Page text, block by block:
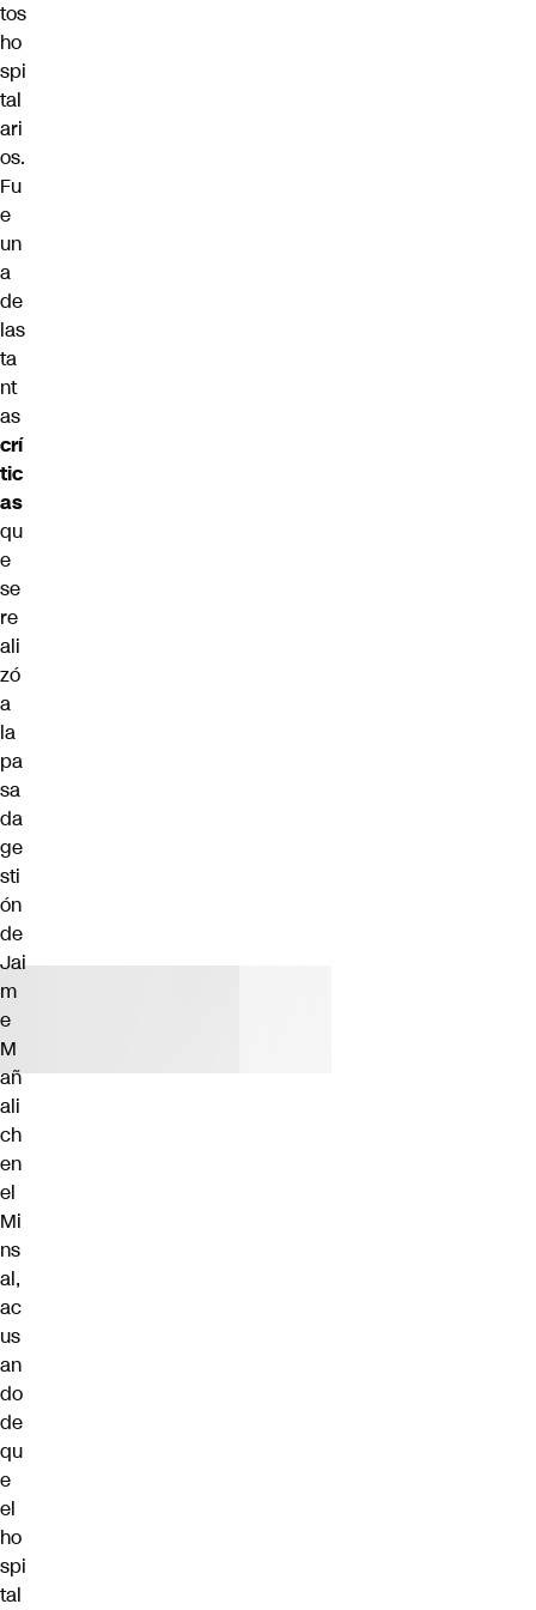
tos
ho
spi
tal
ari
os.
Fu
e
un
a
de
las
ta
nt
as
crí
tic
as
qu
e
se
re
ali
zó
a
la
pa
sa
da
ge
sti
ón
de
Jai
m
e
M
añ
ali
ch
en
el
Mi
ns
al,
ac
us
an
do
de
qu
e
el
ho
spi
tal